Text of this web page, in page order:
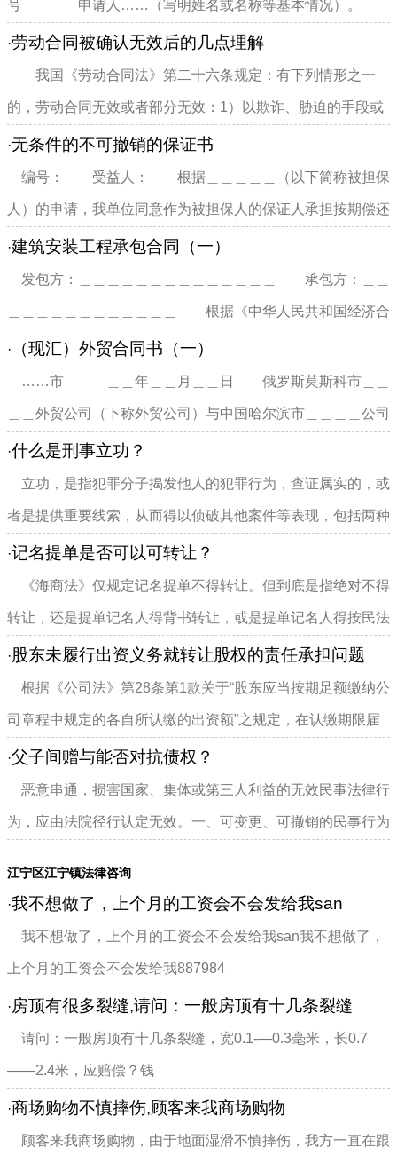
号 申请人……（写明姓名或名称等基本情况）。
被申请人……（写明...
·劳动合同被确认无效后的几点理解
我国《劳动合同法》第二十六条规定：有下列情形之一
的，劳动合同无效或者部分无效：1）以欺诈、胁迫的手段或
者乘...
·无条件的不可撤销的保证书
编号： 受益人： 根据＿＿＿＿＿（以下简称被担保
人）的申请，我单位同意作为被担保人的保证人承担按期偿还
你公司与被担保人签订的...
·建筑安装工程承包合同（一）
发包方：＿＿＿＿＿＿＿＿＿＿＿＿＿＿ 承包方：＿＿
＿＿＿＿＿＿＿＿＿＿＿＿ 根据《中华人民共和国经济合
同法》和《建筑安装工程...
· （现汇）外贸合同书（一）
……市 ＿＿年＿＿月＿＿日 俄罗斯莫斯科市＿＿
＿＿外贸公司（下称外贸公司）与中国哈尔滨市＿＿＿＿公司
（下称公司）签定本合同...
·什么是刑事立功？
立功，是指犯罪分子揭发他人的犯罪行为，查证属实的，或
者是提供重要线索，从而得以侦破其他案件等表现，包括两种
情况： ...
·记名提单是否可以可转让？
《海商法》仅规定记名提单不得转让。但到底是指绝对不得
转让，还是提单记名人得背书转让，或是提单记名人得按民法
债权转让方式转让并不明...
·股东未履行出资义务就转让股权的责任承担问题
根据《公司法》第28条第1款关于“股东应当按期足额缴纳公
司章程中规定的各自所认缴的出资额”之规定，在认缴期限届
满前，股东享有期限利益...
·父子间赠与能否对抗债权？
恶意串通，损害国家、集体或第三人利益的无效民事法律行
为，应由法院径行认定无效。一、可变更、可撤销的民事行为
江宁区江宁镇法律咨询
·我不想做了，上个月的工资会不会发给我san
我不想做了，上个月的工资会不会发给我san我不想做了，
上个月的工资会不会发给我887984
·房顶有很多裂缝,请问：一般房顶有十几条裂缝
请问：一般房顶有十几条裂缝，宽0.1-—0.3毫米，长0.7
——2.4米，应赔偿？钱
·商场购物不慎摔伤,顾客来我商场购物
顾客来我商场购物，由于地面湿滑不慎摔伤，我方一直在跟